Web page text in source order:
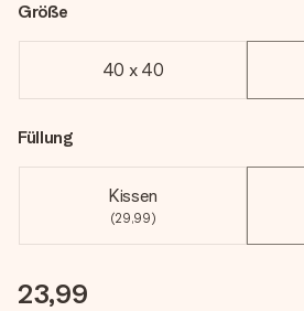
Größe
40 x 40
Füllung
Kissen
(29,99)
23,99